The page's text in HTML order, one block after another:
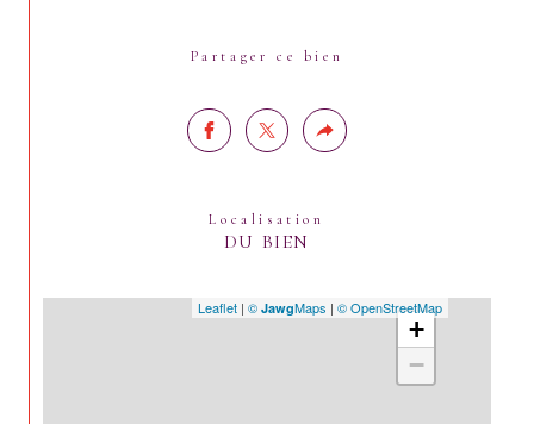
Partager ce bien
Localisation
DU BIEN
+
−
Leaflet | © JawgMaps | © OpenStreetMap